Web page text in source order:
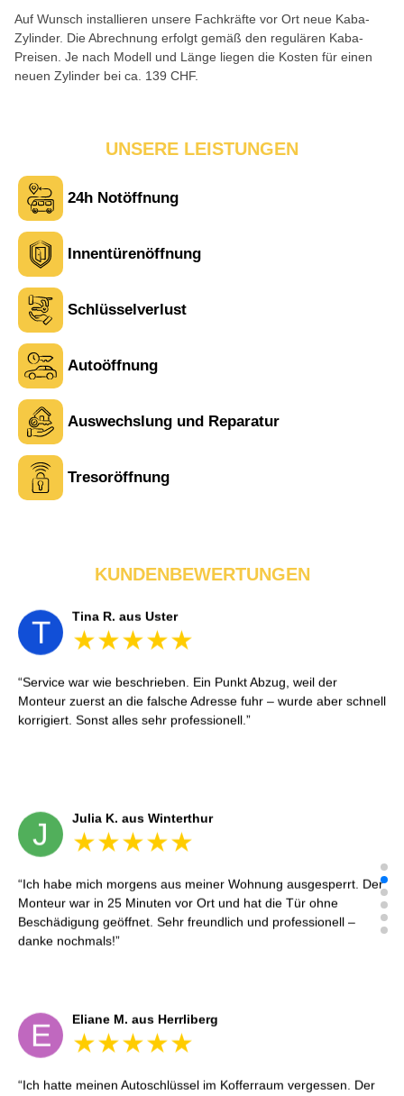
Auf Wunsch installieren unsere Fachkräfte vor Ort neue Kaba-
Zylinder. Die Abrechnung erfolgt gemäß den regulären Kaba-
Preisen. Je nach Modell und Länge liegen die Kosten für einen
neuen Zylinder bei ca. 139 CHF.
UNSERE LEISTUNGEN
24h Notöffnung
Innentürenöffnung
Schlüsselverlust
Autoöffnung
Auswechslung und Reparatur
Tresoröffnung
KUNDENBEWERTUNGEN
L Laura M. aus Zürich
Sehr freundlich am Telefon und vor Ort. Die Türöffnung ging
schnell, aber ich musste 5 Minuten auf den Rückruf warten.
T Tina R. aus Uster
Service war wie beschrieben. Ein Punkt Abzug, weil der
Monteur zuerst an die falsche Adresse fuhr – wurde aber schnell
korrigiert. Sonst alles sehr professionell.
J Julia K. aus Winterthur
Ich habe mich morgens aus meiner Wohnung ausgesperrt. Der
Monteur war in 25 Minuten vor Ort und hat die Tür ohne
Beschädigung geöffnet. Sehr freundlich und professionell –
danke nochmals!
E Eliane M. aus Herrliberg
Ich hatte meinen Autoschlüssel im Kofferraum vergessen. Der